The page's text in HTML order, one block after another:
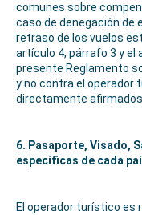
comunes sobre
caso de denegación de
retraso de los vuelos
artículo 4, párrafo 3 y el
presente Reglamento
y no contra el operador
directamente
6. Pasaporte, Visado,
específicas de cada
El operador turístico es